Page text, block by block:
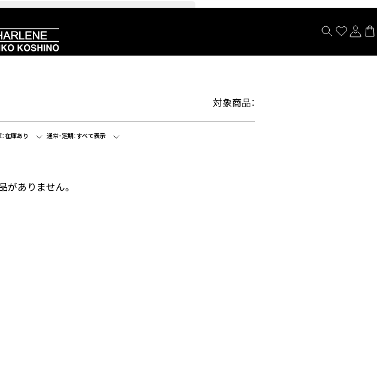
対象商品：
在庫あり 通常・定期：すべて表示
がありません。